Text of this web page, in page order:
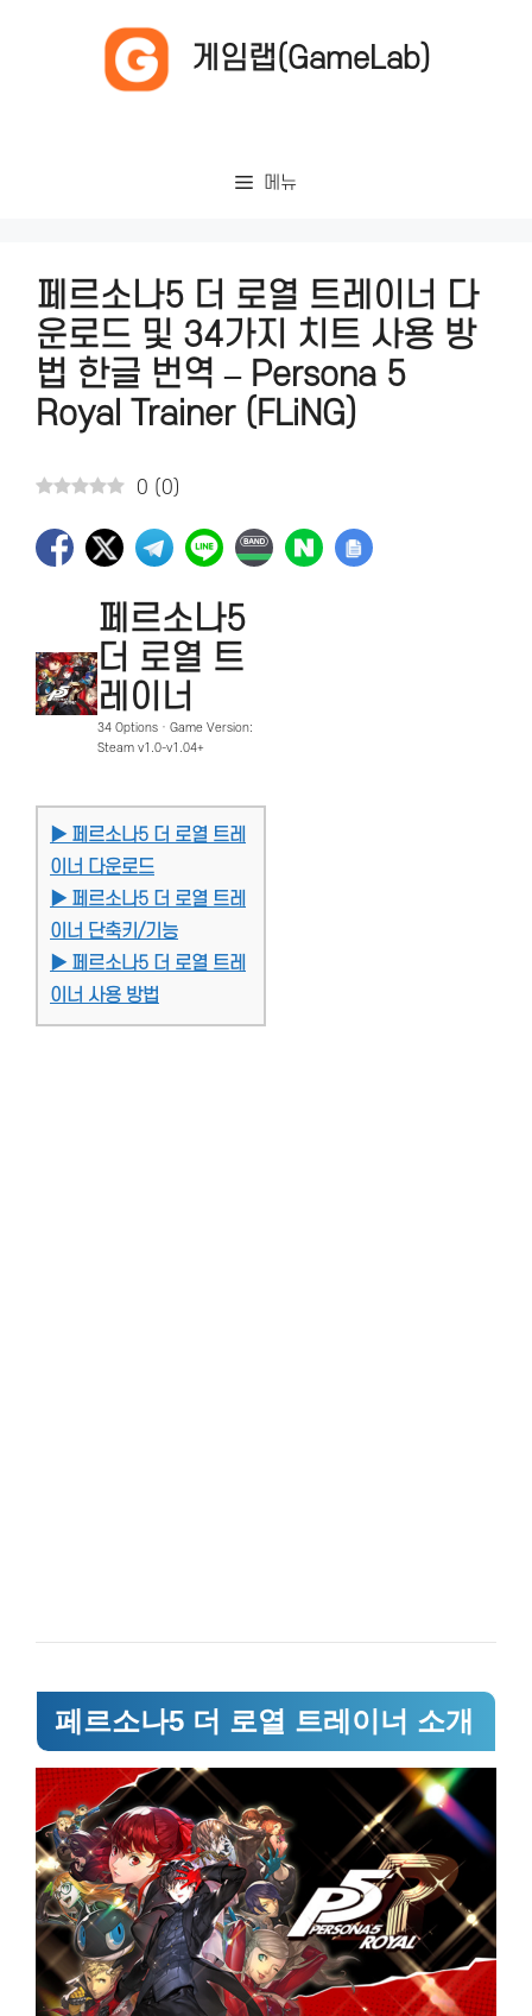
게임랩(GameLab)
메뉴
페르소나5 더 로열 트레이너 다
운로드 및 34가지 치트 사용 방
법 한글 번역 – Persona 5
Royal Trainer (FLiNG)
0 ( 0)
페르소나5
더 로열 트
레이너
34 Options · Game Version:
Steam v1.0-v1.04+
▶ 페르소나5 더 로열 트레
이너 다운로드
▶ 페르소나5 더 로열 트레
이너 단축키/기능
▶ 페르소나5 더 로열 트레
이너 사용 방법
페르소나5 더 로열 트레이너 소개